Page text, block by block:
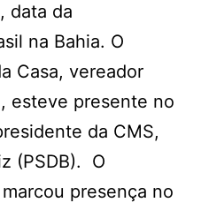
data da
na Bahia. O
Casa, vereador
esteve presente no
da CMS,
(PSDB). O
presença no